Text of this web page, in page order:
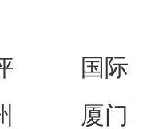
国际
厦门